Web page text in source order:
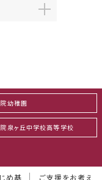
幼稚園
泉ヶ丘中学校高等学校
め基 ご支援をお考え